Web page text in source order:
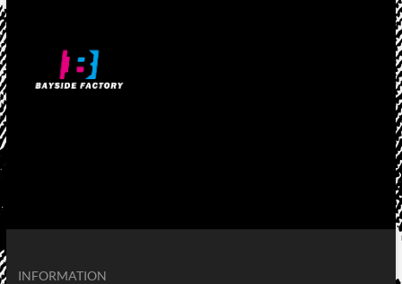
INFORMATION